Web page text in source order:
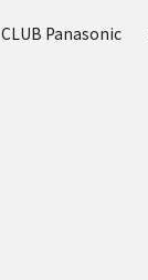
CLUB Panasonic